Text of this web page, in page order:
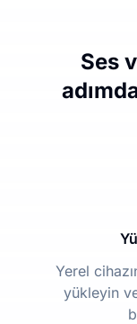
Ses
Yerel
yükleyin